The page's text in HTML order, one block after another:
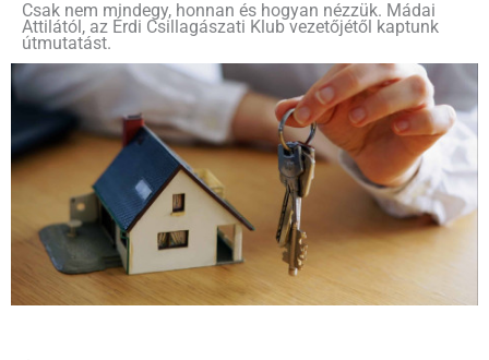
Csak nem mindegy, honnan és hogyan nézzük. Mádai
Attilától, az Érdi Csillagászati Klub vezetőjétől kaptunk
útmutatást.